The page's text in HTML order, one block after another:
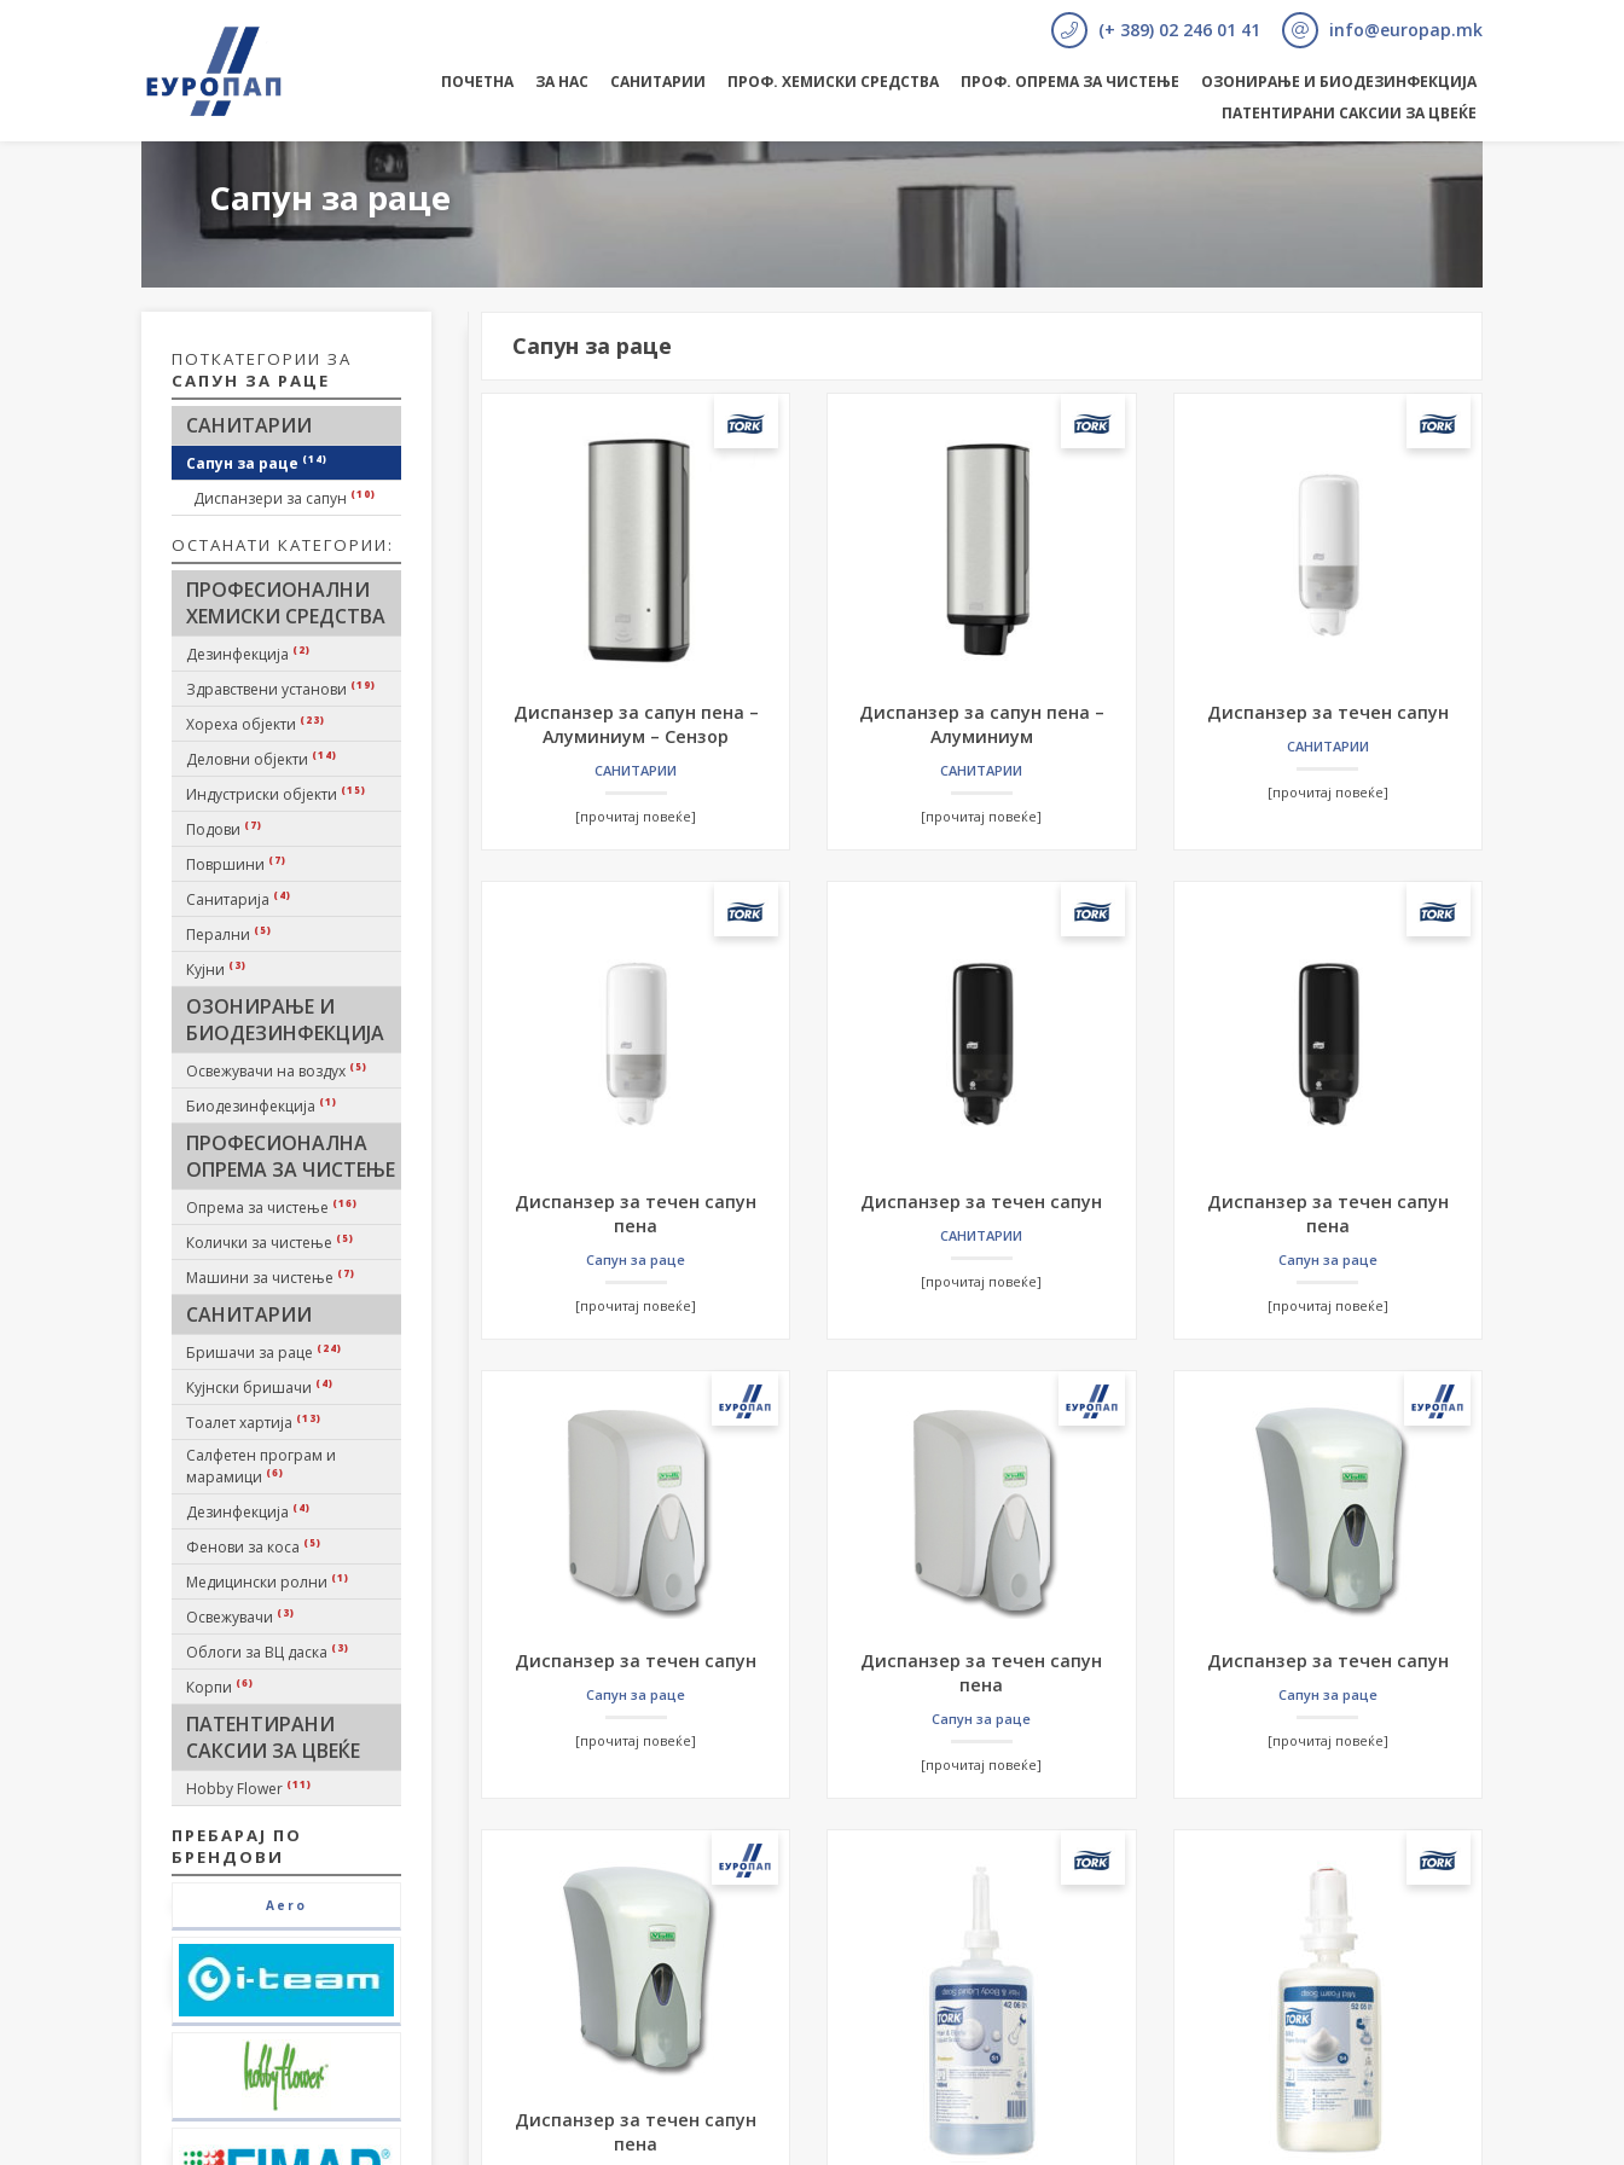
(+ 389) 02 246 01 41 info@europap.mk
ПОЧЕТНА ЗА НАС САНИТАРИИ ПРОФ. ХЕМИСКИ СРЕДСТВА ПРОФ. ОПРЕМА ЗА ЧИСТЕЊЕ
ОЗОНИРАЊЕ И БИОДЕЗИНФЕКЦИЈА
ПАТЕНТИРАНИ САКСИИ ЗА ЦВЕЌЕ
Сапун за раце
ПОТКАТЕГОРИИ ЗА
САПУН ЗА РАЦЕ
САНИТАРИИ
Сапун за раце (14)
Диспанзери за сапун (10)
ОСТАНАТИ КАТЕГОРИИ:
ПРОФЕСИОНАЛНИ
ХЕМИСКИ СРЕДСТВА
Дезинфекција (2)
Здравствени установи (19)
Хореха објекти (23)
Деловни објекти (14)
Индустриски објекти (15)
Подови (7)
Површини (7)
Санитарија (4)
Перални (5)
Кујни (3)
ОЗОНИРАЊЕ И
БИОДЕЗИНФЕКЦИЈА
Освежувачи на воздух (5)
Биодезинфекција (1)
ПРОФЕСИОНАЛНА
ОПРЕМА ЗА ЧИСТЕЊЕ
Опрема за чистење (16)
Колички за чистење (5)
Машини за чистење (7)
САНИТАРИИ
Бришачи за раце (24)
Кујнски бришачи (4)
Тоалет хартија (13)
Салфетен програм и
марамици (6)
Дезинфекција (4)
Фенови за коса (5)
Медицински ролни (1)
Освежувачи (3)
Облоги за ВЦ даска (3)
Корпи (6)
ПАТЕНТИРАНИ
САКСИИ ЗА ЦВЕЌЕ
Hobby Flower (11)
ПРЕБАРАЈ ПО
БРЕНДОВИ
Aero
Сапун за раце
Диспанзер за сапун пена –
Алуминиум – Сензор
САНИТАРИИ
[прочитај повеќе]
Диспанзер за сапун пена –
Алуминиум
САНИТАРИИ
[прочитај повеќе]
Диспанзер за течен сапун
САНИТАРИИ
[прочитај повеќе]
Диспанзер за течен сапун
пена
Сапун за раце
[прочитај повеќе]
Диспанзер за течен сапун
САНИТАРИИ
[прочитај повеќе]
Диспанзер за течен сапун
пена
Сапун за раце
[прочитај повеќе]
Диспанзер за течен сапун
Сапун за раце
[прочитај повеќе]
Диспанзер за течен сапун
пена
Сапун за раце
[прочитај повеќе]
Диспанзер за течен сапун
Сапун за раце
[прочитај повеќе]
Диспанзер за течен сапун
пена